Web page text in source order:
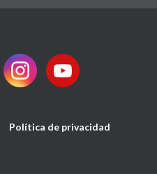
Política de privacidad